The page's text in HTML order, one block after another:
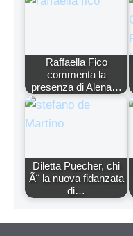
Raffaella Fico
commenta la
presenza di Alena…
Diletta Puecher, chi
Ã¨ la nuova fidanzata
di…